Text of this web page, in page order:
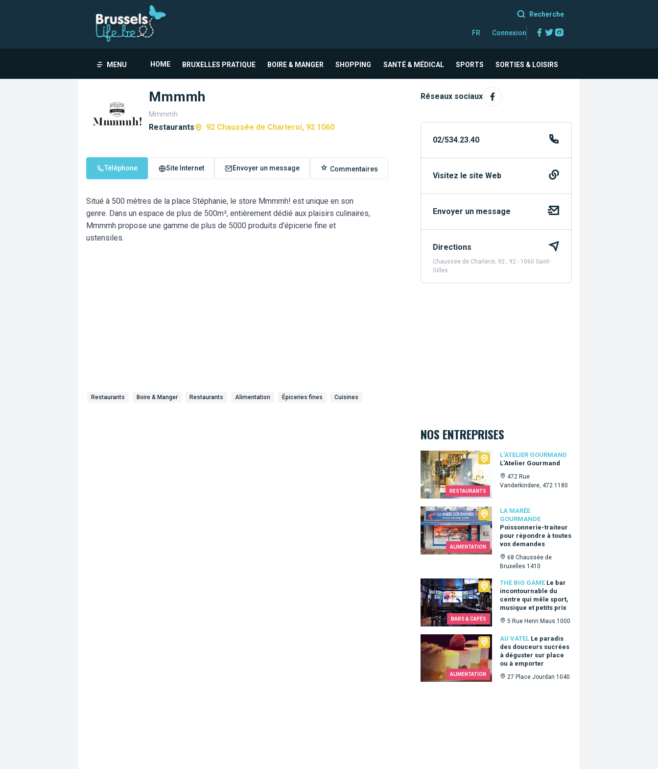
Recherche
FR Connexion Facebook
Twitter
MENU HOME BRUXELLES PRATIQUE BOIRE & MANGER SHOPPING SANTÉ & MÉDICAL SPORTS SORTIES & LOISIRS
Mmmmh
Mmmmh
Restaurants 92 Chaussée de Charleroi, 92 1060
Téléphone Site Internet Envoyer un message Commentaires
Situé à 500 mètres de la place Stéphanie, le store Mmmmh! est unique en son
genre. Dans un espace de plus de 500m², entièrement dédié aux plaisirs culinaires,
Mmmmh propose une gamme de plus de 5000 produits d'épicerie fine et
ustensiles.
Restaurants Boire & Manger Restaurants Alimentation Épiceries fines Cuisines
Réseaux sociaux
02/534.23.40
Visitez le site Web
Envoyer un message
Directions
Chaussée de Charleroi, 92 , 92 - 1060 Saint-
Gilles
NOS ENTREPRISES
RESTAURANTS
L'ATELIER GOURMAND
L'Atelier Gourmand
472 Rue
Vanderkindere, 472 1180
L'Atelier Gourmand
ALIMENTATION
LA MARÉE
GOURMANDE
Poissonnerie-traiteur
pour répondre à toutes
vos demandes
68 Chaussée de
Bruxelles 1410
La Marée Gourmande
BARS & CAFÉS
THE BIG GAME Le bar
incontournable du
centre qui mêle sport,
musique et petits prix
5 Rue Henri Maus 1000
The Big Game
ALIMENTATION
AU VATEL Le paradis
des douceurs sucrées
à déguster sur place
ou à emporter
27 Place Jourdan 1040